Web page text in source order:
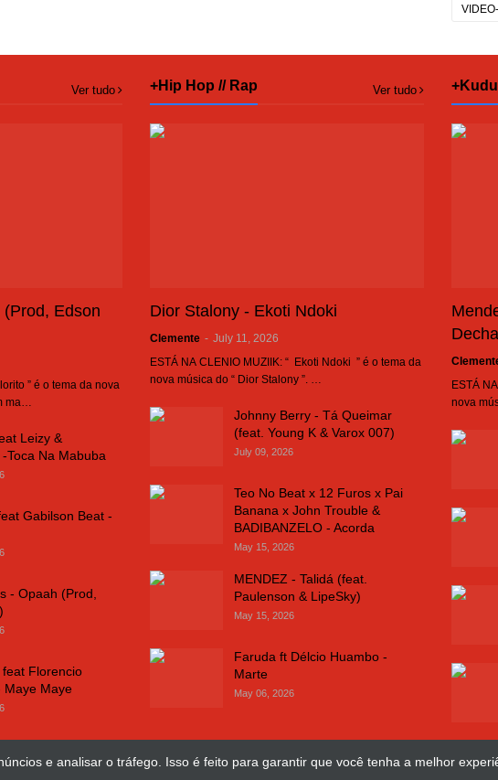
e analisar o tráfego. Isso é feito para garantir que você tenha a melhor
Ver tudo
Edson
” é o tema da nova
ma…
Leizy &
Toca Na Mabuba
Gabilson Beat -
- Opaah (Prod,
Florencio
Maye Maye
+Hip Hop // Rap Ver tudo
Dior Stalony - Ekoti Ndoki
Clemente - July 11, 2026
ESTÁ NA CLENIO MUZIIK: “ Ekoti Ndoki ” é o tema da
nova música do “ Dior Stalony ”. …
Johnny Berry - Tá Queimar
(feat. Young K & Varox 007)
July 09, 2026
Teo No Beat x 12 Furos x Pai
Banana x John Trouble &
BADIBANZELO - Acorda
May 15, 2026
MENDEZ - Talidá (feat.
Paulenson & LipeSky)
May 15, 2026
Faruda ft Délcio Huambo -
Marte
May 06, 2026
ESTÁ
nova
Muziik| Design WebJosé Chimuco